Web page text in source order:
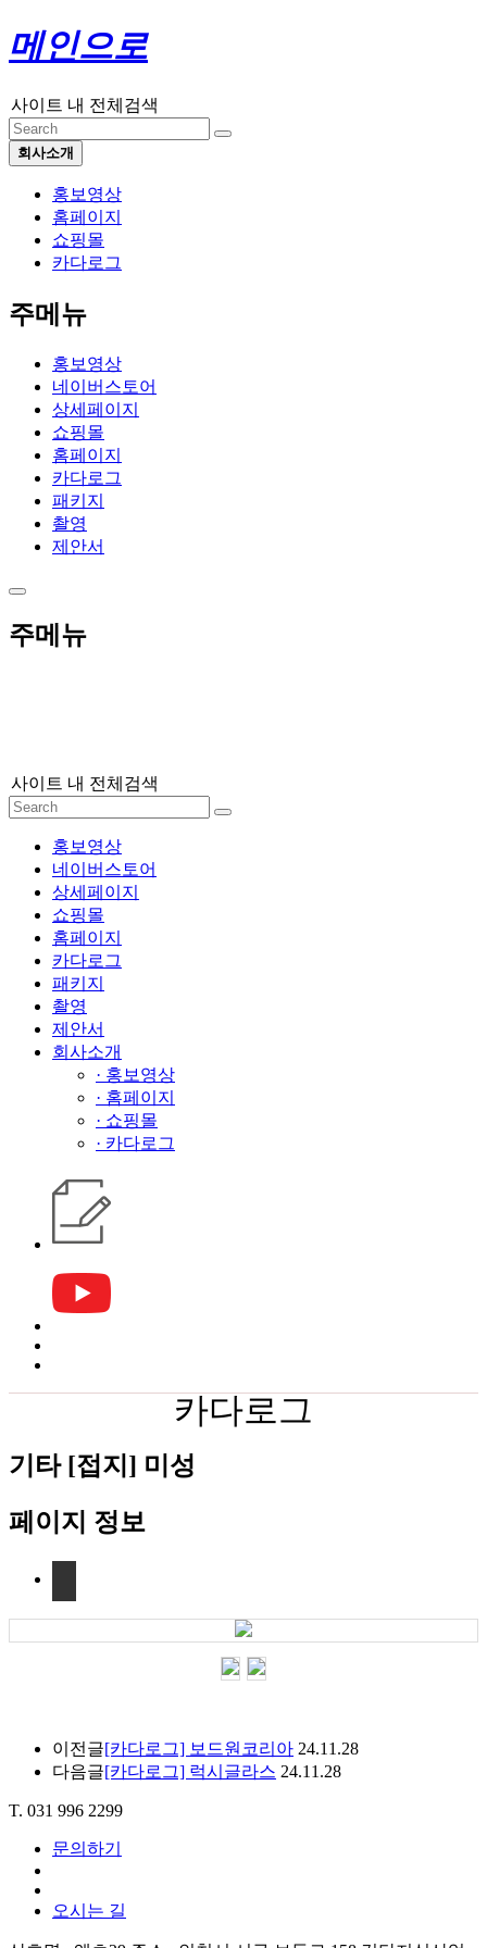
메인으로
사이트 내 전체검색
회사소개
홍보영상
홈페이지
쇼핑몰
카다로그
주메뉴
홍보영상
네이버스토어
상세페이지
쇼핑몰
홈페이지
카다로그
패키지
촬영
제안서
주메뉴
사이트 내 전체검색
홍보영상
네이버스토어
상세페이지
쇼핑몰
홈페이지
카다로그
패키지
촬영
제안서
회사소개
· 홍보영상
· 홈페이지
· 쇼핑몰
· 카다로그
카다로그
기타 [접지] 미성
페이지 정보
이전글[카다로그] 보드원코리아 24.11.28
다음글[카다로그] 럭시글라스 24.11.28
T. 031 996 2299
문의하기
오시는 길